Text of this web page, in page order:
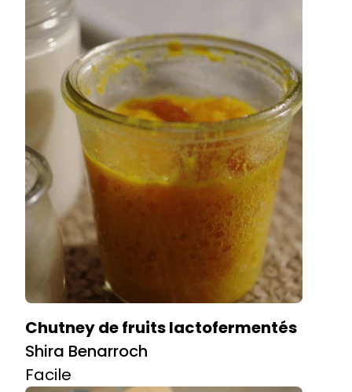
Chutney de fruits lactofermentés
Shira Benarroch
Facile